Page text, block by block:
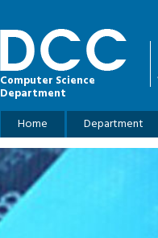
Computer Science
Department
Main menu
Home Department